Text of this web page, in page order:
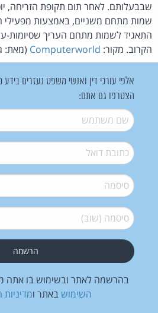
שבבעלותם. לאחר תום תקופת הזריחה,
שמות מתחם משניים, באמצעות מפעילי
התאגיד לשמות מתחם העריך שסיומות-
הקרוב. מקור: Computerworld (מאת:
אלפי עורכי דין ואנשי משפט נעזרים בידע
הצטרפו גם אתם:
שם משתמש*
דואל*
סיסמה*
סיסמה (שוב)*
בהרשמה לאתר ובשימוש בו
השימוש באתר ו